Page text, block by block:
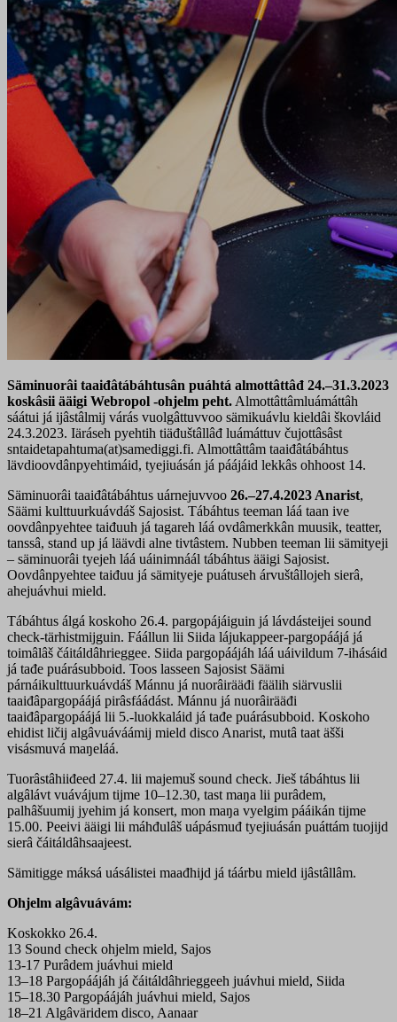
Säminuorâi taaiđâtábáhtusân puáhtá almottâttâđ 24.–31.3.2023
koskâsii ääigi Webropol -ohjelm peht. Almottâttâmluámáttâh
sáátui já ijâstâlmij várás vuolgâttuvvoo sämikuávlu kieldâi škovláid
24.3.2023. Iäráseh pyehtih tiäđuštâllâđ luámáttuv čujottâsâst
sntaidetapahtuma(at)samediggi.fi. Almottâttâm taaiđâtábáhtus
lävdioovdânpyehtimáid, tyejiuásán já páájáid lekkâs ohhoost 14.
Säminuorâi taaiđâtábáhtus uárnejuvvoo 26.–27.4.2023 Anarist,
Säämi kulttuurkuávdáš Sajosist. Tábáhtus teeman láá taan ive
oovdânpyehtee taiđuuh já tagareh láá ovdâmerkkân muusik, teatter,
tanssâ, stand up já läävdi alne tivtâstem. Nubben teeman lii sämityeji
– säminuorâi tyejeh láá uáinimnáál tábáhtus ääigi Sajosist.
Oovdânpyehtee taiđuu já sämityeje puátuseh árvuštâllojeh sierâ,
ahejuávhui mield.
Tábáhtus álgá koskoho 26.4. pargopájáiguin já lávdásteijei sound
check-tärhistmijguin. Fáállun lii Siida lájukappeer-pargopáájá já
toimâlâš čáitáldâhrieggee. Siida pargopáájáh láá uáivildum 7-ihásáid
já tađe puárásubboid. Toos lasseen Sajosist Säämi
párnáikulttuurkuávdáš Mánnu já nuorâirääđi fäälih siärvuslii
taaiđâpargopáájá pirâsfáádást. Mánnu já nuorâirääđi
taaiđâpargopáájá lii 5.-luokkaláid já tađe puárásubboid. Koskoho
ehidist ličij algâvuáváámij mield disco Anarist, mutâ taat äšši
visásmuvá maŋeláá.
Tuorâstâhiiđeed 27.4. lii majemuš sound check. Jieš tábáhtus lii
algâlávt vuávájum tijme 10–12.30, tast maŋa lii purâdem,
palhâšuumij jyehim já konsert, mon maŋa vyelgim pááikán tijme
15.00. Peeivi ääigi lii máhđulâš uápásmuđ tyejiuásán puáttám tuojijd
sierâ čáitáldâhsaajeest.
Sämitigge máksá uásálistei maađhijd já táárbu mield ijâstâllâm.
Ohjelm algâvuávám:
Koskokko 26.4.
13 Sound check ohjelm mield, Sajos
13-17 Purâdem juávhui mield
13–18 Pargopáájáh já čáitáldâhrieggeeh juávhui mield, Siida
15–18.30 Pargopáájáh juávhui mield, Sajos
18–21 Algâväridem disco, Aanaar